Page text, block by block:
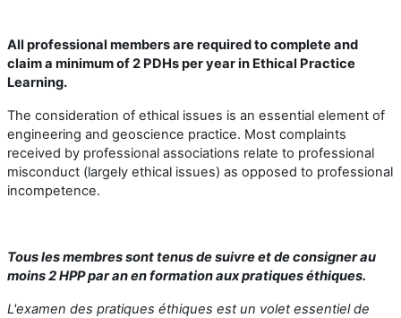
All professional members are required to complete and
claim a minimum of 2 PDHs per year in Ethical Practice
Learning.
The consideration of ethical issues is an essential element of
engineering and geoscience practice. Most complaints
received by professional associations relate to professional
misconduct (largely ethical issues) as opposed to professional
incompetence.
Tous les membres sont tenus de suivre et de consigner au
moins 2 HPP par an en formation aux pratiques éthiques.
L'examen des pratiques éthiques est un volet essentiel de